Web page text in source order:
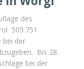
des
505.751
bei der
Bis 28.
bei der